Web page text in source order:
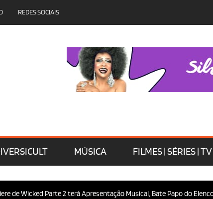
REDES SOCIAIS
MÚSICA FILMES | SÉRIES | TV
Wicked Parte 2 terá Apresentação Musical, Bate Papo do Elenco